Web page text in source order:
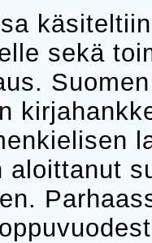
sekä
aloittanut